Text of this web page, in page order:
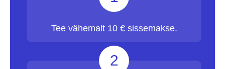
Tee vähemalt 10 € sissemakse.
2